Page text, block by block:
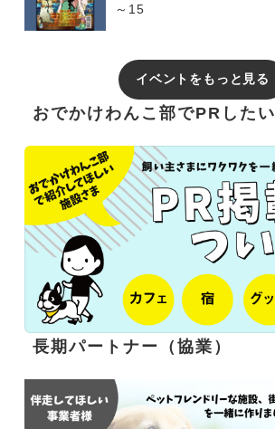
～15
イベントをもっと見る
おでかけわんこ部でPRしたい
長期パートナー（協業）